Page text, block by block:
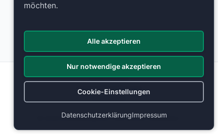
Datenschutz
Cookie-Einstellungen
© 2026 ticketranking.com | Alle Rechte vorbehalten.
möchten.
Alle akzeptieren
Nur notwendige akzeptieren
Cookie-Einstellungen
DatenschutzerklärungImpressum